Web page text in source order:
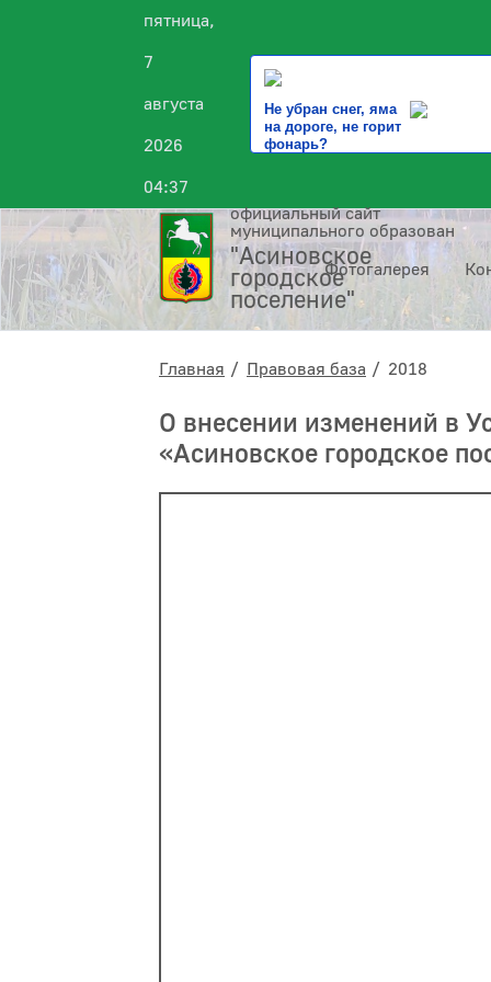
пятница,
7
августа
2026
04:37
Не убран снег, яма
на дороге, не горит
фонарь?
официальный сайт
муниципального образования
"Асиновское
городское
поселение"
Фотогалерея
Главная Правовая база 2018
О внесении изменений в
«Асиновское городское